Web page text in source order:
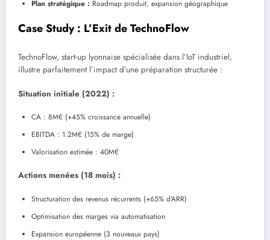
Plan stratégique : Roadmap produit, expansion géographique
Case Study : L’Exit de TechnoFlow
TechnoFlow, start-up lyonnaise spécialisée dans l’IoT industriel,
illustre parfaitement l’impact d’une préparation structurée :
Situation initiale (2022) :
CA : 8M€ (+45% croissance annuelle)
EBITDA : 1.2M€ (15% de marge)
Valorisation estimée : 40M€
Actions menées (18 mois) :
Structuration des revenus récurrents (+65% d’ARR)
Optimisation des marges via automatisation
Expansion européenne (3 nouveaux pays)